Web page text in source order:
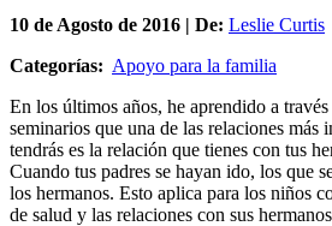
10 de Agosto de 2016 | De: Leslie Curtis
Categorías: Apoyo para la familia
En los últimos años, he aprendido a
seminarios que una de las relaciones más
tendrás es la relación que tienes con tus
Cuando tus padres se hayan ido, los que
los hermanos. Esto aplica para los niños
de salud y las relaciones con sus